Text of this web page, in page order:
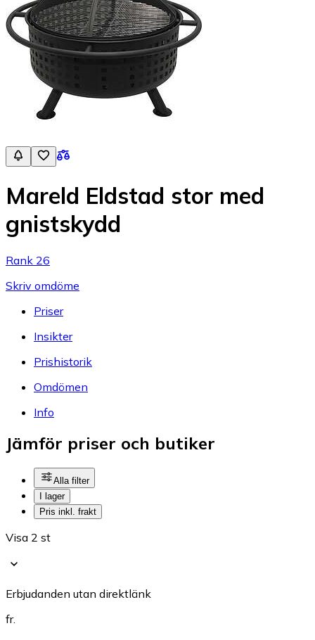
Mareld Eldstad stor med
gnistskydd
Rank 26
Skriv omdöme
Priser
Insikter
Prishistorik
Omdömen
Info
Jämför priser och butiker
Alla filter
I lager
Pris inkl. frakt
Visa 2 st
Erbjudanden utan direktlänk
fr.